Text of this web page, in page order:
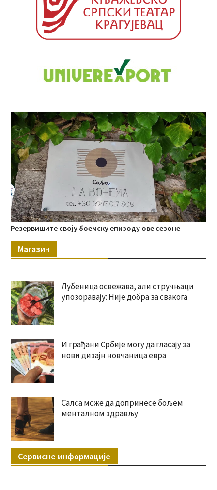
Резервишите своју боемску епизоду ове сезоне
Магазин
Лубеница освежава, али стручњаци
упозоравају: Није добра за свакога
И грађани Србије могу да гласају за
нови дизајн новчаница евра
Салса може да допринесе бољем
менталном здрављу
Сервисне информације